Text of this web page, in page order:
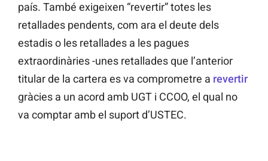
país. També exigeixen “revertir” totes les
retallades pendents, com ara el deute dels
estadis o les retallades a les pagues
extraordinàries -unes retallades que l’anterior
titular de la cartera es va comprometre a revertir
gràcies a un acord amb UGT i CCOO, el qual no
va comptar amb el suport d’USTEC.